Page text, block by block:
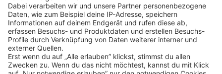
SOCIAL
NEWSLETTER